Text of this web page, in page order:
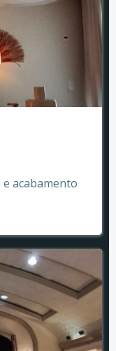
acabamento